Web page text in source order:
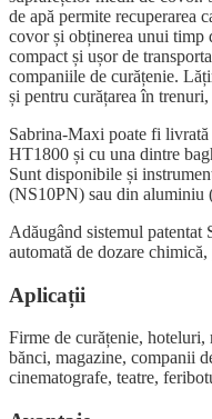
de apă permite recuperarea
covor și obținerea unui timp
compact și ușor de
companiile de curățenie.
și pentru curățarea în
Sabrina-Maxi poate fi livrată
HT1800 și cu una dintre
Sunt disponibile și
(NS10PN) sau din
Adăugând sistemul
automată de dozare
Aplicații
Firme de curățenie,
bănci, magazine, companii
cinematografe, teatre,